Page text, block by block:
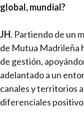
global, mundial?
JH. Partiendo de un
de Mutua Madrileña
de gestión,
adelantado a un
canales y territorios
diferenciales